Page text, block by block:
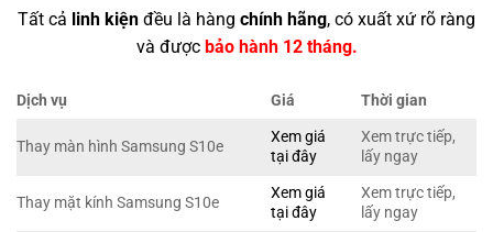
Tất cả linh kiện đều là hàng chính hãng, có xuất xứ rõ ràng
và được bảo hành 12 tháng.
Dịch vụ Giá Thời gian
Thay màn hình Samsung S10e
Xem giá
tại đây
Xem trực tiếp,
lấy ngay
Thay mặt kính Samsung S10e
Xem giá
tại đây
Xem trực tiếp,
lấy ngay